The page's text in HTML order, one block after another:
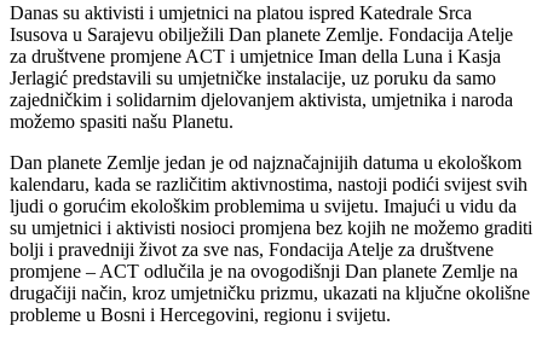
Danas su aktivisti i umjetnici na platou ispred Katedrale Srca
Isusova u Sarajevu obilježili Dan planete Zemlje. Fondacija Atelje
za društvene promjene ACT i umjetnice Iman della Luna i Kasja
Jerlagić predstavili su umjetničke instalacije, uz poruku da samo
zajedničkim i solidarnim djelovanjem aktivista, umjetnika i naroda
možemo spasiti našu Planetu.
Dan planete Zemlje jedan je od najznačajnijih datuma u ekološkom
kalendaru, kada se različitim aktivnostima, nastoji podići svijest svih
ljudi o gorućim ekološkim problemima u svijetu. Imajući u vidu da
su umjetnici i aktivisti nosioci promjena bez kojih ne možemo graditi
bolji i pravedniji život za sve nas, Fondacija Atelje za društvene
promjene – ACT odlučila je na ovogodišnji Dan planete Zemlje na
drugačiji način, kroz umjetničku prizmu, ukazati na ključne okolišne
probleme u Bosni i Hercegovini, regionu i svijetu.